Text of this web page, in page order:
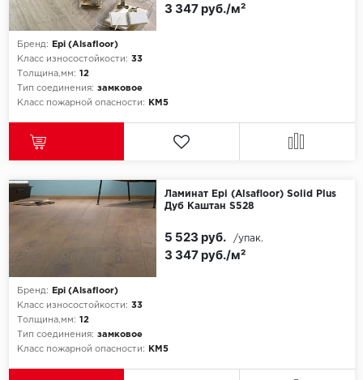
Lucky Floor
Moduleo
Бренд:
Epi (Alsafloor)
Класс износостойкости: 33
Толщина,мм: 12
Тип соединения: замковое
Класс пожарной опасности:
КМ5
3 347 руб./м²
Ламинат Epi (Alsafloor) Solid Plus
Дуб Каштан S528
Бренд:
Epi (Alsafloor)
Класс износостойкости: 33
Толщина,мм: 12
Тип соединения: замковое
Класс пожарной опасности:
КМ5
3 347 руб./м²
5 523 руб. /упак.